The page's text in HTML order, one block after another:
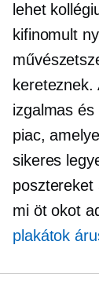
lehet
kifinomult
izgalmas
piac,
sikeres
posztereket
mi öt okot
plakátok